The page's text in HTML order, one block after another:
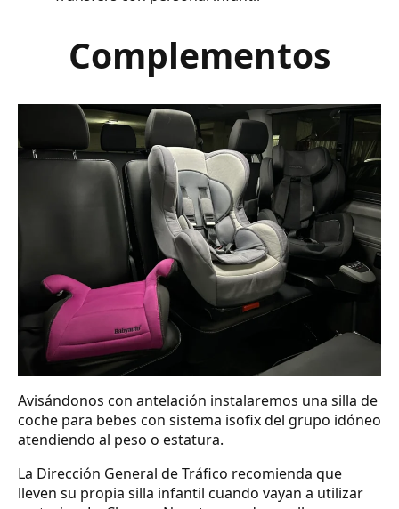
Complementos
Avisándonos con antelación instalaremos una silla de
coche para bebes con sistema isofix del grupo idóneo
atendiendo al peso o estatura.
La Dirección General de Tráfico recomienda que
lleven su propia silla infantil cuando vayan a utilizar